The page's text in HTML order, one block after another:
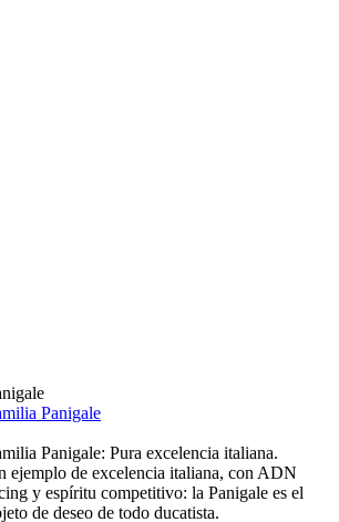
Panigale
Panigale: Pura excelencia italiana.
ejemplo de excelencia italiana, con ADN
y espíritu competitivo: la Panigale es el
de deseo de todo ducatista.